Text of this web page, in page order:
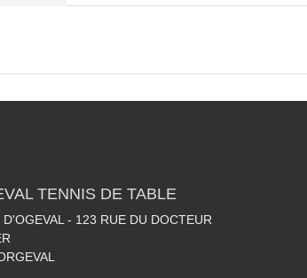
TENNIS DE TABLE
D'OGEVAL - 123 RUE DU DOCTEUR